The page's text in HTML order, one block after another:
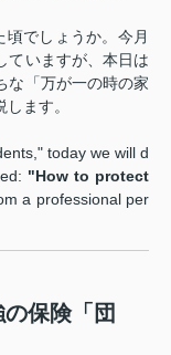
でしょうか。今月
ていますが、本日は
な「万が一の時の家
ます。
today we will d
"How to protect
a professional per
保険「団